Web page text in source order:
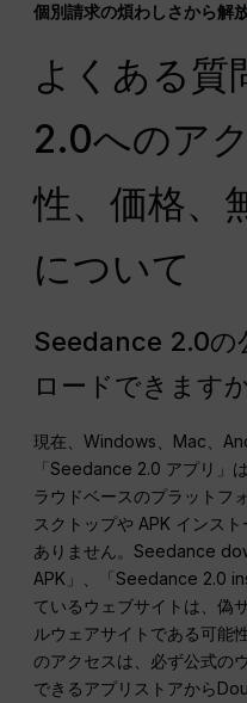
個別請求の煩わしさから解
よくある質
2.0へのア
性、価格、
について
Seedance 2.0の
ロードできます
現在、Windows、Mac、
「Seedance 2.0 アプリ」
ラウドベースのプラットフ
スクトップや APK インス
ありません。Seedance
APK」、「Seedance 2.0
ているウェブサイトは、偽
ルウェアサイトである可能
のアクセスは、必ず公式の
できるアプリストアから